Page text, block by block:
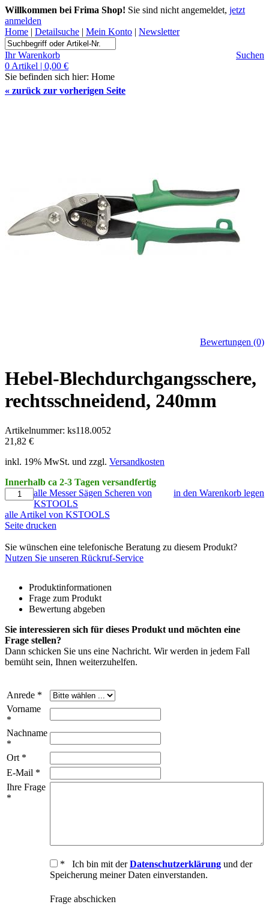
Willkommen bei Frima Shop! Sie sind nicht angemeldet, jetzt
anmelden
Home | Detailsuche | Mein Konto | Newsletter
Suchen
Ihr Warenkorb
0 Artikel | 0,00 €
Sie befinden sich hier: Home
« zurück zur vorherigen Seite
Bewertungen (0)
Hebel-Blechdurchgangsschere,
rechtsschneidend, 240mm
Artikelnummer: ks118.0052
21,82 €
inkl. 19% MwSt. und zzgl. Versandkosten
Innerhalb ca 2-3 Tagen versandfertig
in den Warenkorb legen
alle Messer Sägen Scheren von
KSTOOLS
alle Artikel von KSTOOLS
Seite drucken
Sie wünschen eine telefonische Beratung zu diesem Produkt?
Nutzen Sie unseren Rückruf-Service
Produktinformationen
Frage zum Produkt
Bewertung abgeben
Sie interessieren sich für dieses Produkt und möchten eine
Frage stellen?
Dann schicken Sie uns eine Nachricht. Wir werden in jedem Fall
bemüht sein, Ihnen weiterzuhelfen.
Anrede *
Vorname
*
Nachname
*
Ort *
E-Mail *
Ihre Frage
*
* Ich bin mit derDatenschutzerklärung und der
Speicherung meiner Daten einverstanden.
Frage abschicken